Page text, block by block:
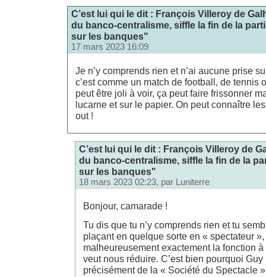
C’est lui qui le dit : François Villeroy de
du banco-centralisme, siffle la fin de la
sur les banques"
17 mars 2023 16:09
Je n’y comprends rien et n’ai aucune prise
c’est comme un match de football, de tennis
peut être joli à voir, ça peut faire frissonner
lucarne et sur le papier. On peut connaître
out !
C’est lui qui le dit : François Villeroy de
du banco-centralisme, siffle la fin de la
sur les banques"
18 mars 2023 02:23, par Luniterre
Bonjour, camarade !
Tu dis que tu n’y comprends rien et tu
plaçant en quelque sorte en « spectateur
malheureusement exactement la fonction
veut nous réduire. C’est bien pourquoi
précisément de la « Société du Spectacle